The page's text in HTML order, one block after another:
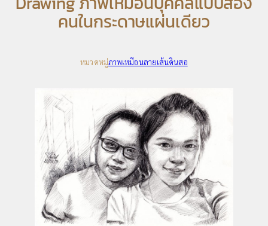
คนในกระดาษแผ่นเดียว
หมวดหมู่ภาพเหมือนลายเส้นดินสอ